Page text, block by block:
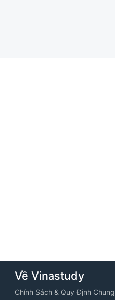
Về Vinastudy
Chính Sách & Quy Định Chung